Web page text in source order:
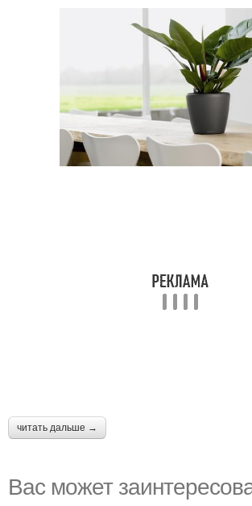
читать дальше →
Вас может